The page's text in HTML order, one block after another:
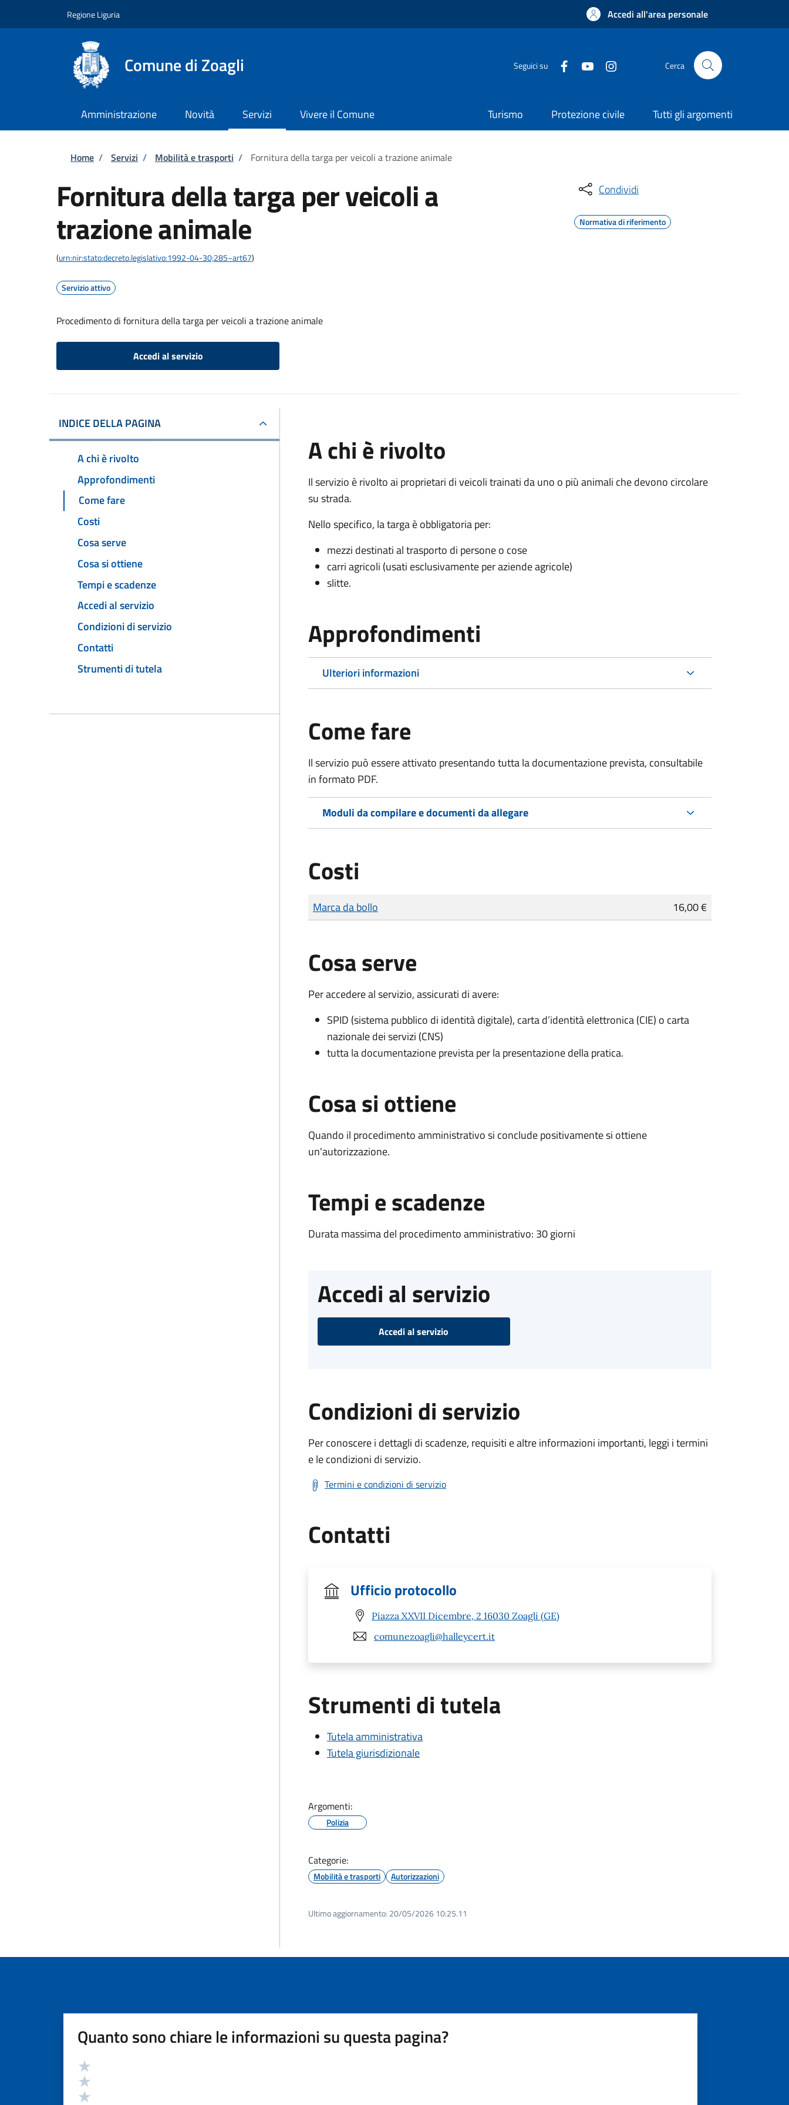
Regione Liguria Accedi all'area personale
Comune di Zoagli Seguici su Cerca
Amministrazione Novità Servizi Vivere il Comune Turismo Protezione civile Tutti gli argomenti
Briciole di pane
Home / Servizi / Mobilità e trasporti / Fornitura della targa per veicoli a trazione animale
Fornitura della targa per veicoli a
trazione animale
(urn:nir:stato:decreto.legislativo:1992-04-30;285~art67)
Servizio attivo
Procedimento di fornitura della targa per veicoli a trazione animale
Accedi al servizio
Condividi
Normativa di riferimento
INDICE DELLA PAGINA
A chi è rivolto
Approfondimenti
Come fare
Costi
Cosa serve
Cosa si ottiene
Tempi e scadenze
Accedi al servizio
Condizioni di servizio
Contatti
Strumenti di tutela
A chi è rivolto
Il servizio è rivolto ai proprietari di veicoli trainati da uno o più animali che devono circolare
su strada.
Nello specifico, la targa è obbligatoria per:
mezzi destinati al trasporto di persone o cose
carri agricoli (usati esclusivamente per aziende agricole)
slitte.
Approfondimenti
Ulteriori informazioni
Come fare
Il servizio può essere attivato presentando tutta la documentazione prevista, consultabile
in formato PDF.
Moduli da compilare e documenti da allegare
Costi
Tipo di pagamento
Importo
Marca da bollo 16,00 €
Cosa serve
Per accedere al servizio, assicurati di avere:
SPID (sistema pubblico di identità digitale), carta d’identità elettronica (CIE) o carta
nazionale dei servizi (CNS)
tutta la documentazione prevista per la presentazione della pratica.
Cosa si ottiene
Quando il procedimento amministrativo si conclude positivamente si ottiene
un'autorizzazione.
Tempi e scadenze
Durata massima del procedimento amministrativo: 30 giorni
Accedi al servizio
Accedi al servizio
Condizioni di servizio
Per conoscere i dettagli di scadenze, requisiti e altre informazioni importanti, leggi i termini
e le condizioni di servizio.
Termini e condizioni di servizio
Contatti
Ufficio protocollo
Piazza XXVII Dicembre, 2 16030 Zoagli (GE)
comunezoagli@halleycert.it
Strumenti di tutela
Tutela amministrativa
Tutela giurisdizionale
Argomenti:
Polizia
Categorie:
Mobilità e trasporti Autorizzazioni
Ultimo aggiornamento: 20/05/2026 10:25.11
Quanto sono chiare le informazioni su questa pagina?
Valutazione